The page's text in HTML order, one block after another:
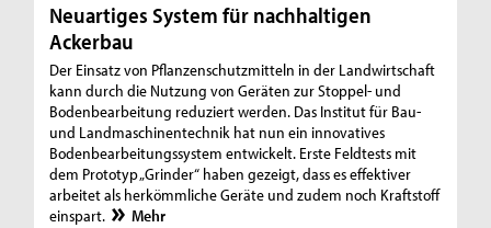
Neuartiges System für nachhaltigen
Ackerbau
Der Einsatz von Pflanzenschutzmitteln in der Landwirtschaft
kann durch die Nutzung von Geräten zur Stoppel- und
Bodenbearbeitung reduziert werden. Das Institut für Bau-
und Landmaschinentechnik hat nun ein innovatives
Bodenbearbeitungssystem entwickelt. Erste Feldtests mit
dem Prototyp „Grinder“ haben gezeigt, dass es effektiver
arbeitet als herkömmliche Geräte und zudem noch Kraftstoff
einspart.
Mehr